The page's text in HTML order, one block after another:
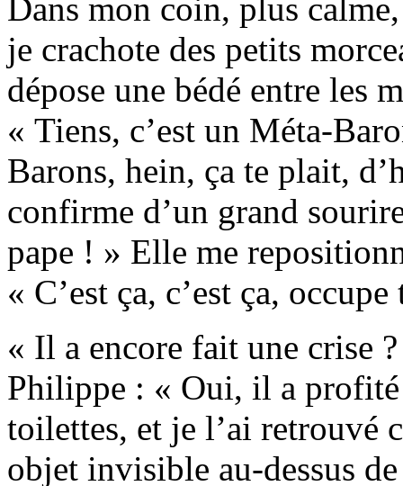
Dans mon coin, plus
je crachote des petits
dépose une bédé entre les
« Tiens, c’est un Méta-
Barons, hein, ça te plait,
confirme d’un grand
pape ! » Elle me
« C’est ça, c’est ça,
« Il a encore fait une crise
Philippe : « Oui, il a
toilettes, et je l’ai retrouvé
objet invisible au-dessus